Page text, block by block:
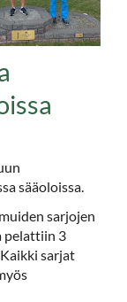
sääoloissa.
sarjojen
pelattiin 3
sarjat